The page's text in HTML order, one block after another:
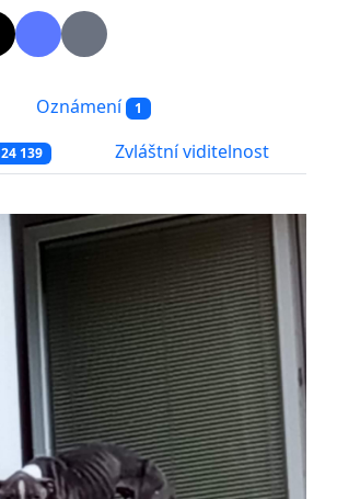
Oznámení 1
24 139 Zvláštní viditelnost